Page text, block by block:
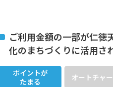
ご利用金額の一部が仁徳
化のまちづくりに活用さ
ポイントが
たまる
オートチャ